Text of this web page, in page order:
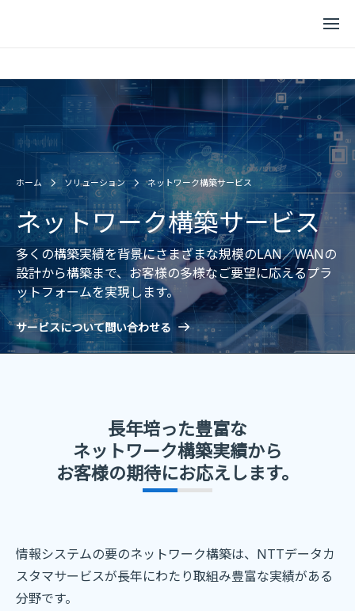
ホーム ソリューション ネットワーク構築サービス
ネットワーク構築サービス
多くの構築実績を背景にさまざまな規模のLAN／WANの
設計から構築まで、お客様の多様なご要望に応えるプラ
ットフォームを実現します。
サービスについて問い合わせる
長年培った豊富な
ネットワーク構築実績から
お客様の期待にお応えします。
情報システムの要のネットワーク構築は、NTTデータカ
スタマサービスが長年にわたり取組み豊富な実績がある
分野です。